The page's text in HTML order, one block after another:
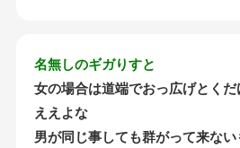
名無しのギガりすと
女の場合は道端でおっ広げとく
ええよな
男が同じ事しても群がって来ない